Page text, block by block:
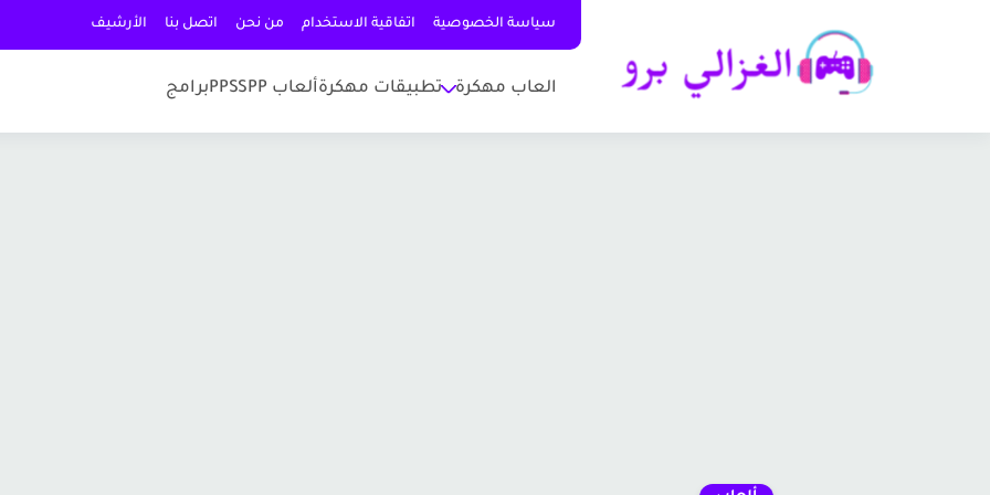
سياسة الخصوصية اتفاقية الاستخدام من نحن اتصل بنا الأرشيف
العاب مهكرة تطبيقات مهكرةألعاب PPSSPP برامج